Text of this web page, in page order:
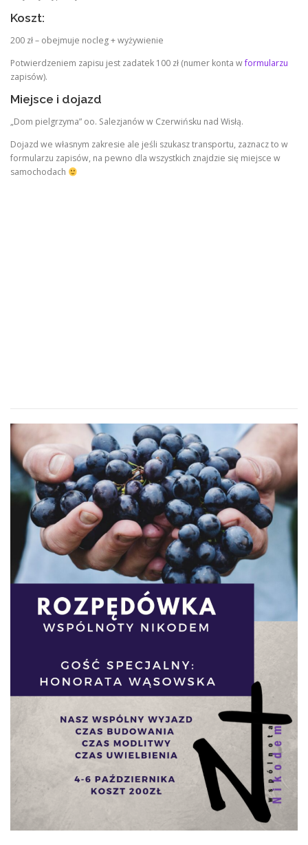
Koszt:
200 zł – obejmuje nocleg + wyżywienie
Potwierdzeniem zapisu jest zadatek 100 zł (numer konta wformularzu
zapisów).
Miejsce i dojazd
„Dom pielgrzyma” oo. Salezjanów w Czerwińsku nad Wisłą.
Dojazd we własnym zakresie ale jeśli szukasz transportu, zaznacz to w
formularzu zapisów, na pewno dla wszystkich znajdzie się miejsce w
samochodach